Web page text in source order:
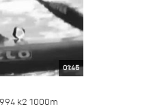
01:45
k2 1000m